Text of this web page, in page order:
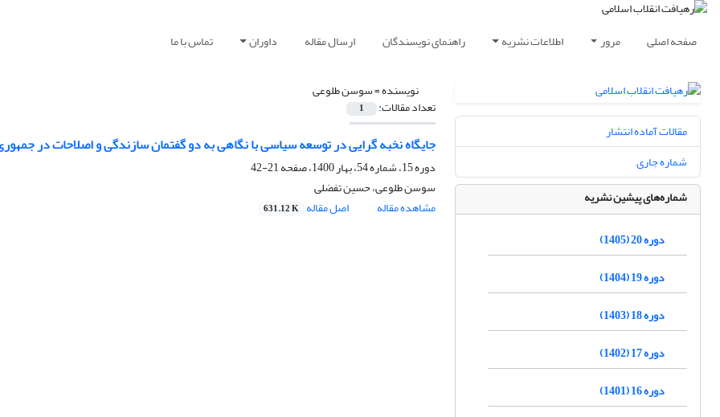
صفحه اصلی مرور اطلاعات نشریه راهنمای نویسندگان ارسال مقاله داوران تماس با ما
نویسنده =سوسن طلوعی
تعداد مقالات: 1
جایگاه نخبه ‏گرایی در توسعه‏ سیاسی با نگاهی به دو گفتمان سازندگی و اصلاحات در
دوره 15، شماره 54، بهار 1400، صفحه
21-42
سوسن طلوعی، حسین تفضلی
مشاهده مقاله
اصل مقاله 631.12 K
مقالات آماده انتشار
شماره جاری
شماره‌های پیشین نشریه
دوره 20 (1405)
دوره 19 (1404)
دوره 18 (1403)
دوره 17 (1402)
دوره 16 (1401)